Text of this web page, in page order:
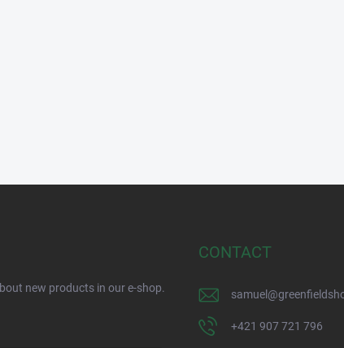
new products in our e-shop.
CONTACT
samuel @
+421 907 721 796